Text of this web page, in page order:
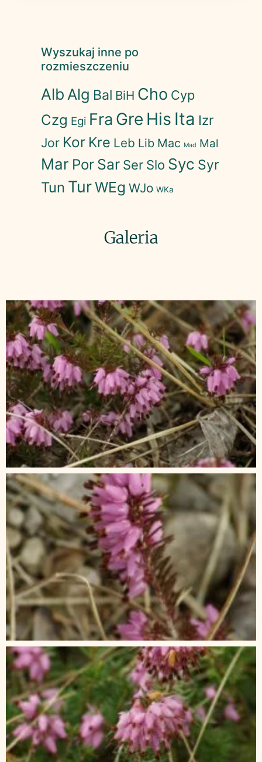
Wyszukaj inne po
rozmieszczeniu
Alb Alg Bal BiH Cho Cyp
Czg Egi Fra Gre His Ita Izr
Jor Kor Kre Leb Lib Mac Mad Mal
Mar Por Sar Ser Slo Syc Syr
Tun TurWEg WJo WKa
Galeria